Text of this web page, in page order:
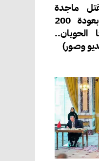
ماجدة
العجارمة.. السماح بعودة 200
وصور)